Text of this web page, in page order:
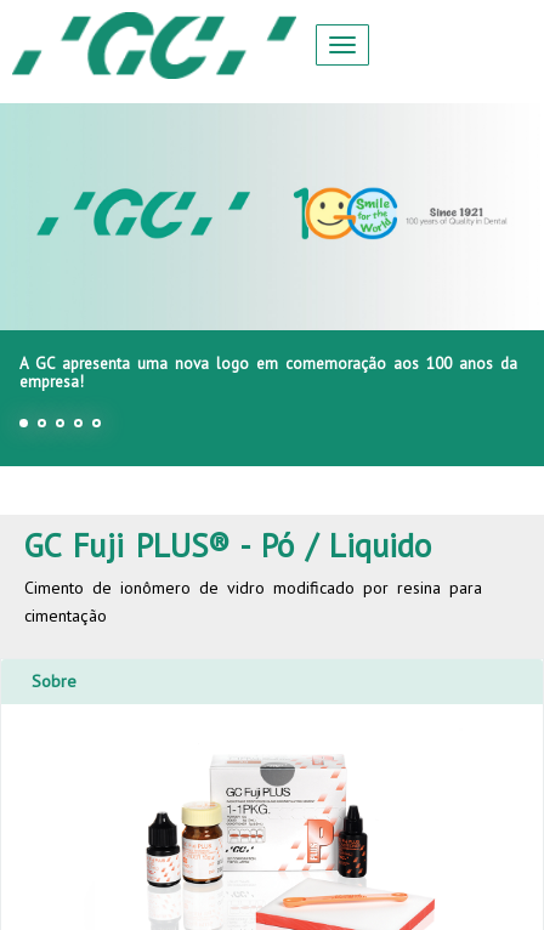
A GC apresenta uma nova logo em comemoração aos 100 anos da
empresa!
GC Fuji PLUS® - Pó / Liquido
Cimento de ionômero de vidro modificado por resina para
cimentação
Sobre